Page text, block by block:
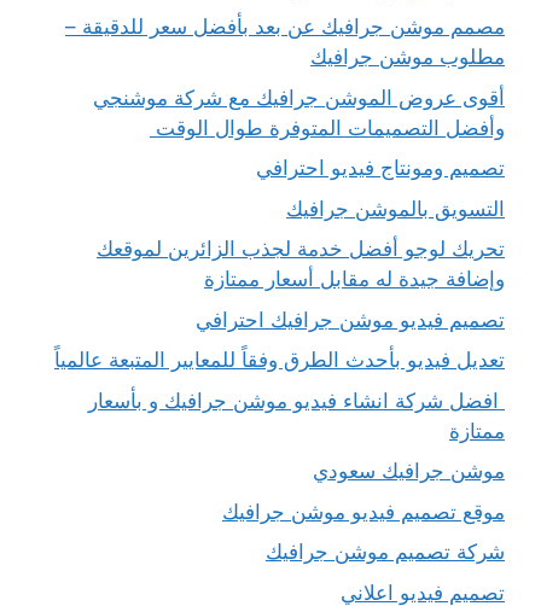
مصمم موشن جرافيك عن بعد بأفضل سعر للدقيقة –
مطلوب موشن جرافيك
أقوى عروض الموشن جرافيك مع شركة موشنجي
وأفضل التصميمات المتوفرة طوال الوقت
تصميم ومونتاج فيديو احترافي
التسويق بالموشن جرافيك
تحريك لوجو أفضل خدمة لجذب الزائرين لموقعك
وإضافة جيدة له مقابل أسعار ممتازة
تصميم فيديو موشن جرافيك احترافي
تعديل فيديو بأحدث الطرق وفقاً للمعايير المتبعة عالمياً
افضل شركة انشاء فيديو موشن جرافيك و بأسعار
ممتازة
موشن جرافيك سعودي
موقع تصميم فيديو موشن جرافيك
شركة تصميم موشن جرافيك
تصميم فيديو اعلاني